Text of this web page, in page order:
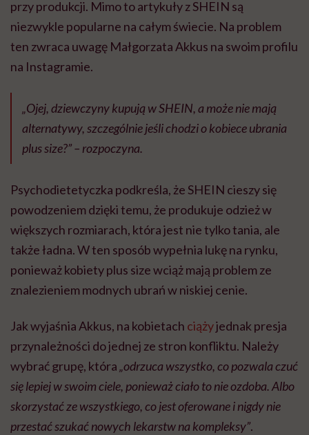
przy produkcji. Mimo to artykuły z SHEIN są
niezwykle popularne na całym świecie. Na problem
ten zwraca uwagę Małgorzata Akkus na swoim profilu
na Instagramie.
„Ojej, dziewczyny kupują w SHEIN, a może nie mają
alternatywy, szczególnie jeśli chodzi o kobiece ubrania
plus size?” – rozpoczyna.
Psychodietetyczka podkreśla, że SHEIN cieszy się
powodzeniem dzięki temu, że produkuje odzież w
większych rozmiarach, która jest nie tylko tania, ale
także ładna. W ten sposób wypełnia lukę na rynku,
ponieważ kobiety plus size wciąż mają problem ze
znalezieniem modnych ubrań w niskiej cenie.
Jak wyjaśnia Akkus, na kobietach ciążyjednak presja
przynależności do jednej ze stron konfliktu. Należy
wybrać grupę, która„odrzuca wszystko, co pozwala czuć
się lepiej w swoim ciele, ponieważ ciało to nie ozdoba. Albo
skorzystać ze wszystkiego, co jest oferowane i nigdy nie
przestać szukać nowych lekarstw na kompleksy”.